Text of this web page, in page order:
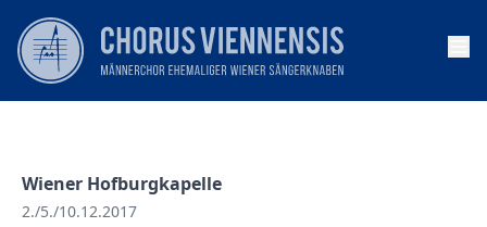
Wiener Hofburgkapelle
2./5./10.12.2017